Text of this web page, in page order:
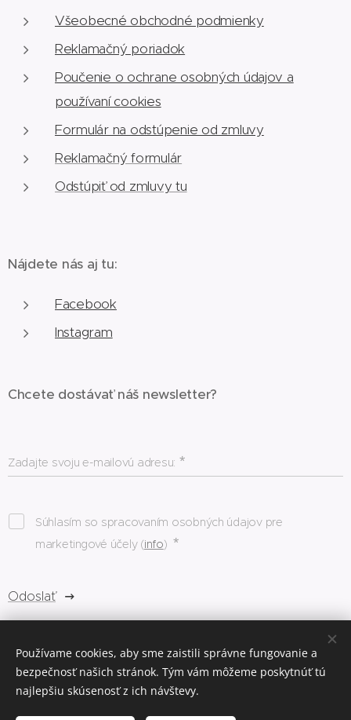
Všeobecné obchodné podmienky
Reklamačný poriadok
Poučenie o ochrane osobných údajov a
používaní cookies
Formulár na odstúpenie od zmluvy
Reklamačný formulár
Odstúpiť od zmluvy tu
Nájdete nás aj tu:
Facebook
Instagram
Chcete dostávať náš newsletter?
Zadajte svoju e-mailovú adresu:
Súhlasím so spracovaním osobných údajov pre
marketingové účely (info)
Odoslať
literárna bašta © 2023 Cookies
Používame cookies, aby sme zaistili správne fungovanie a
bezpečnosť našich stránok. Tým vám môžeme poskytnúť tú
najlepšiu skúsenosť z ich návštevy.